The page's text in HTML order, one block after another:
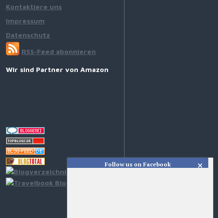
Kontaktiere uns
Impressum
Datenschutz
RSS-Feed abonnieren
Wir sind Partner von Amazon
Follow us on Facebook